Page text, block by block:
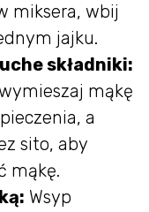
miksera, wbij
jajku.
składniki:
mąkę
a
sito, aby
mąkę.
Wsyp